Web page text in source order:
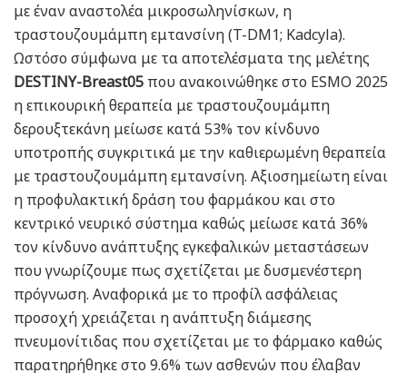
με έναν αναστολέα μικροσωληνίσκων, η
τραστουζουμάμπη εμτανσίνη (T-DM1; Kadcyla).
Ωστόσο σύμφωνα με τα αποτελέσματα της μελέτης
DESTINY-Breast05 που ανακοινώθηκε στο ESMO 2025
η επικουρική θεραπεία με τραστουζουμάμπη
δερουξτεκάνη μείωσε κατά 53% τον κίνδυνο
υποτροπής συγκριτικά με την καθιερωμένη θεραπεία
με τραστουζουμάμπη εμτανσίνη. Αξιοσημείωτη είναι
η προφυλακτική δράση του φαρμάκου και στο
κεντρικό νευρικό σύστημα καθώς μείωσε κατά 36%
τον κίνδυνο ανάπτυξης εγκεφαλικών μεταστάσεων
που γνωρίζουμε πως σχετίζεται με δυσμενέστερη
πρόγνωση. Αναφορικά με το προφίλ ασφάλειας
προσοχή χρειάζεται η ανάπτυξη διάμεσης
πνευμονίτιδας που σχετίζεται με το φάρμακο καθώς
παρατηρήθηκε στο 9.6% των ασθενών που έλαβαν